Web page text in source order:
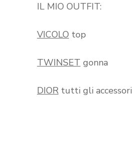
IL MIO OUTFIT:
VICOLO top
TWINSET gonna
DIOR tutti gli accessori